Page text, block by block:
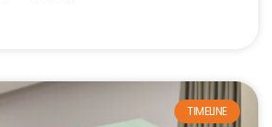
TIMELINE